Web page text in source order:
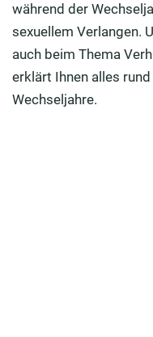
Sexualität in den
während der
sexuellem Verlangen.
auch beim Thema
erklärt Ihnen alles
Wechseljahre.